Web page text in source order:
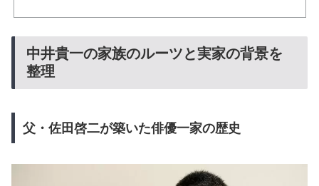
中井貴一の家族のルーツと実家の背景を
整理
父・佐田啓二が築いた俳優一家の歴史